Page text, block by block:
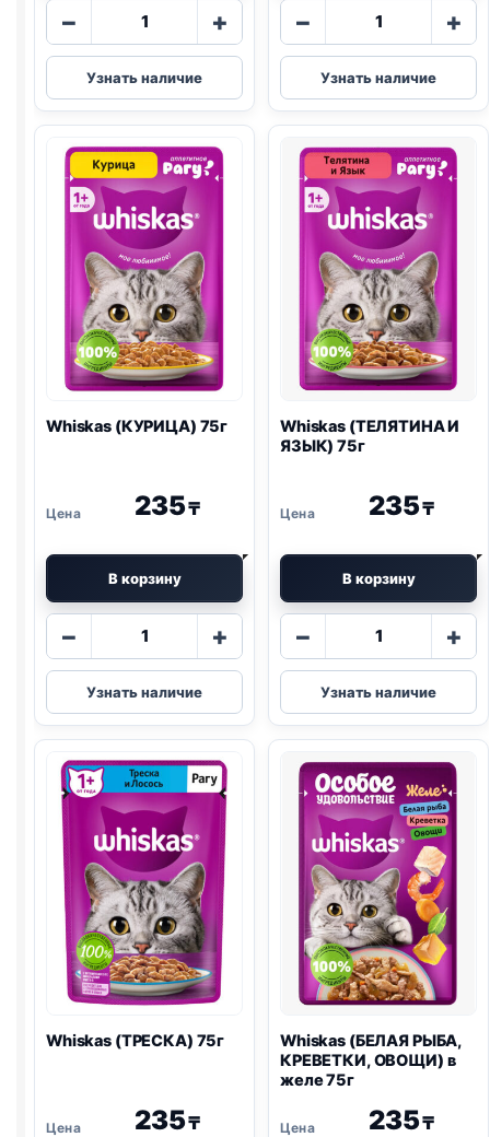
−
Количество
Whiskas
(КУРИЦА)
в
75г
+
Узнать наличие
−
Количество
Whiskas
(ЛОСОСЬ)
85г
+
Узнать наличие
Whiskas (КУРИЦА) 75г
235₸
В корзину
−
Количество
Whiskas
(КУРИЦА)
75г
+
Узнать наличие
Whiskas (ТЕЛЯТИНА И
ЯЗЫК) 75г
235₸
В корзину
−
Количество
Whiskas
(ТЕЛЯТИНА
И
75г
+
Узнать наличие
Whiskas (ТРЕСКА) 75г
235₸
Whiskas (БЕЛАЯ РЫБА,
КРЕВЕТКИ, ОВОЩИ) в
желе 75г
235₸